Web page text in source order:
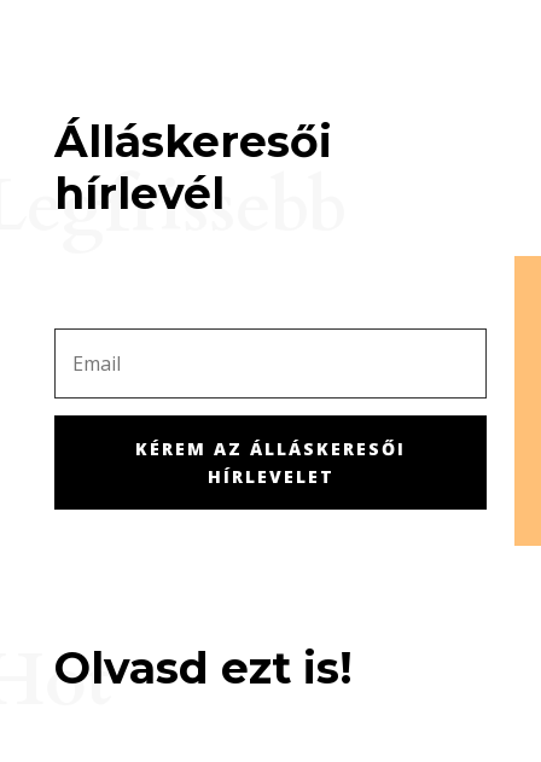
Álláskeresői
hírlevél
KÉREM AZ ÁLLÁSKERESŐI
HÍRLEVELET
Olvasd ezt is!